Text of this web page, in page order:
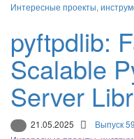
Интересные проекты,
pyftpdlib:
Scalable
Server
21.05.2025 Выпуск